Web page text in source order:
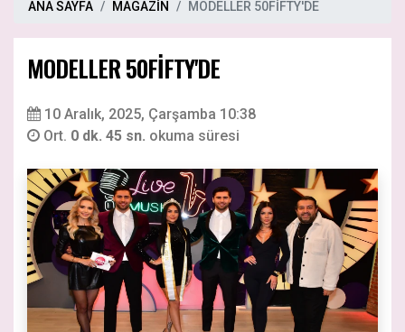
ANA SAYFA MAGAZİN MODELLER 50FİFTY'DE
MODELLER 50FİFTY'DE
10 Aralık, 2025, Çarşamba 10:38
Ort. 0 dk. 45 sn. okuma süresi